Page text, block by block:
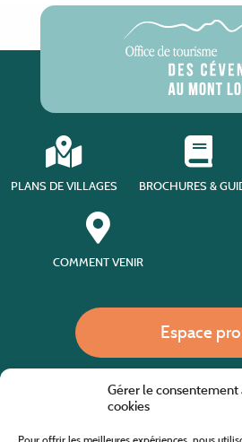
Gérer le consentement
cookies
PLANS DE VILLAGES BROCHURES &
COMMENT VENIR
Espace pro